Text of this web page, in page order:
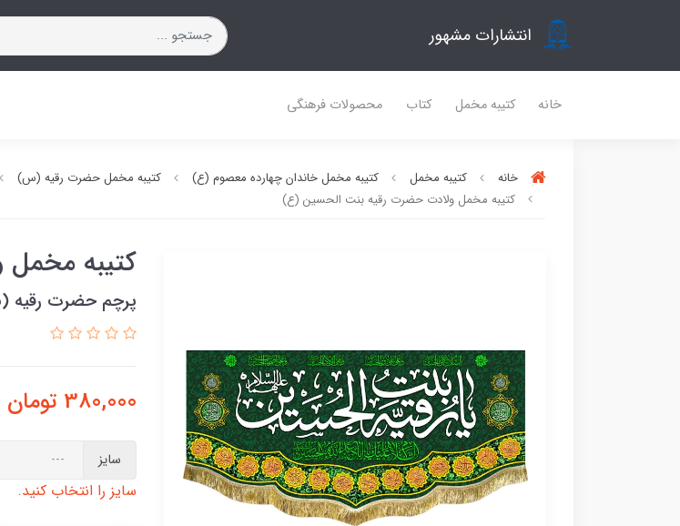
انتشارات مشهور
خانه کتیبه مخمل کتاب محصولات فرهنگی
خانه کتیبه مخمل کتیبه مخمل خاندان چهارده معصوم (ع) کتیبه مخمل حضرت رقیه (س)
کتیبه مخمل ولادت حضرت رقیه بنت الحسین (ع)
کتیبه
پرچم حضرت
380,000 تومان
سایز
سایز را انتخاب کنید.